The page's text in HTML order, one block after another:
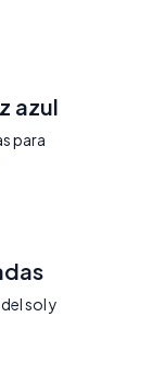
azul
para
sol y